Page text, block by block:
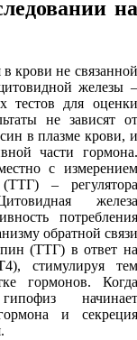
на
в крови не связанной
железы –
тестов для оценки
не зависят от
в плазме крови, и
части гормона.
с измерением
(ТТГ) – регулятора
железа
потребления
обратной связи
(ТТГ) в ответ на
стимулируя тем
гормонов. Когда
начинает
и секреция